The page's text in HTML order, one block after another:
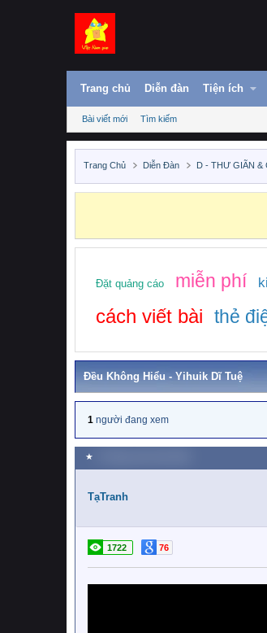
Trang chủ Diễn đàn Tiện ích
Bài viết mới Tìm kiếm
Trang Chủ Diễn Đàn D - THƯ GIÃN &
Đặt quảng cáo miễn phí
cách viết bài thẻ
Đều Không Hiểu - Yihuik Dĩ Tuệ
1 người đang xem
★
TạTranh
1722 76